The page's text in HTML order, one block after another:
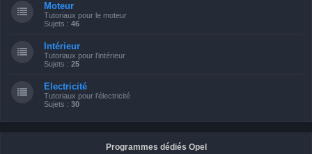
Moteur
Tutoriaux pour le moteur
Sujets : 46
Intérieur
Tutoriaux pour l'intérieur
Sujets : 25
Electricité
Tutoriaux pour l'électricité
Sujets : 30
Programmes dédiés Opel